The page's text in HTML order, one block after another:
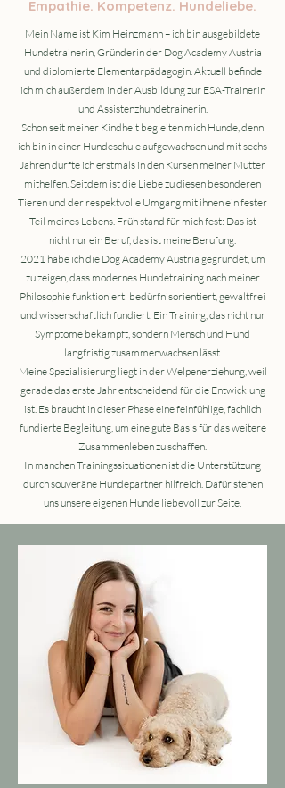
Empathie. Kompetenz. Hundeliebe.
Mein Name ist Kim Heinzmann – ich bin ausgebildete
Hundetrainerin, Gründerin der Dog Academy Austria
und diplomierte Elementarpädagogin. Aktuell befinde
ich mich außerdem in der Ausbildung zur ESA-Trainerin
und Assistenzhundetrainerin.
Schon seit meiner Kindheit begleiten mich Hunde, denn
ich bin in einer Hundeschule aufgewachsen und mit sechs
Jahren durfte ich erstmals in den Kursen meiner Mutter
mithelfen. Seitdem ist die Liebe zu diesen besonderen
Tieren und der respektvolle Umgang mit ihnen ein fester
Teil meines Lebens. Früh stand für mich fest: Das ist
nicht nur ein Beruf, das ist meine Berufung.
2021 habe ich die Dog Academy Austria gegründet, um
zu zeigen, dass modernes Hundetraining nach meiner
Philosophie funktioniert: bedürfnisorientiert, gewaltfrei
und wissenschaftlich fundiert. Ein Training, das nicht nur
Symptome bekämpft, sondern Mensch und Hund
langfristig zusammenwachsen lässt.
Meine Spezialisierung liegt in der Welpenerziehung, weil
gerade das erste Jahr entscheidend für die Entwicklung
ist. Es braucht in dieser Phase eine feinfühlige, fachlich
fundierte Begleitung, um eine gute Basis für das weitere
Zusammenleben zu schaffen.
In manchen Trainingssituationen ist die Unterstützung
durch souveräne Hundepartner hilfreich. Dafür stehen
uns unsere eigenen Hunde liebevoll zur Seite.